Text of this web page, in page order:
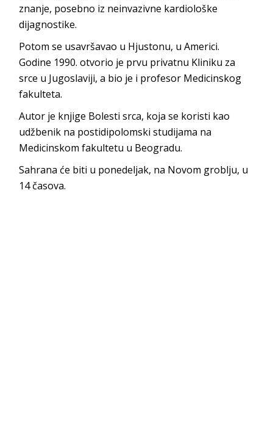
znanje, posebno iz neinvazivne kardiološke
dijagnostike.
Potom se usavršavao u Hjustonu, u Americi.
Godine 1990. otvorio je prvu privatnu Kliniku za
srce u Jugoslaviji, a bio je i profesor Medicinskog
fakulteta.
Autor je knjige Bolesti srca, koja se koristi kao
udžbenik na postidipolomski studijama na
Medicinskom fakultetu u Beogradu.
Sahrana će biti u ponedeljak, na Novom groblju, u
14 časova.